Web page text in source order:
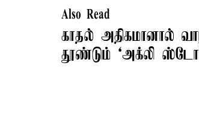
Also Read
காதல் அதிகமானால்
தூண்டும் ‘அக்லி